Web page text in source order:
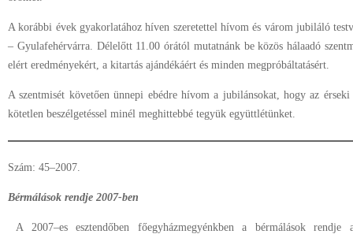
A korábbi évek gyakorlatához híven szeretettel hívom és várom jubiláló
– Gyulafehérvárra. Délelőtt 11.00 órától mutatnánk be közös hálaadó
elért eredményekért, a kitartás ajándékáért és minden megpróbáltatásért.
A szentmisét követően ünnepi ebédre hívom a jubilánsokat, hogy az érseki
kötetlen beszélgetéssel minél meghittebbé tegyük együttlétünket.
Szám: 45–2007.
Bérmálások rendje 2007-ben
A 2007–es esztendőben főegyházmegyénkben a bérmálások